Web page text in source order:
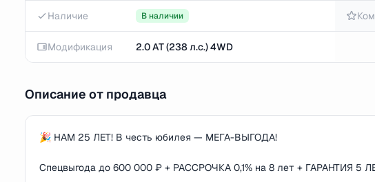
Наличие В наличии
Модификация 2.0 AT (238 л.с.) 4WD
Описание от продавца
🎉 НАМ 25 ЛЕТ! В честь юбилея — МЕГА-ВЫГОДА!
Спецвыгода до 600 000 ₽ + РАССРОЧКА 0,1% на 8 лет + ГАРАНТИЯ 5